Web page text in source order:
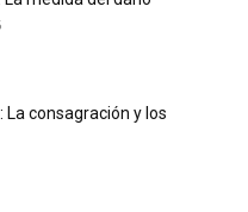
diario y
tu correo
and
La consagración y los